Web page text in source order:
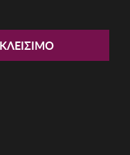
Garbalia